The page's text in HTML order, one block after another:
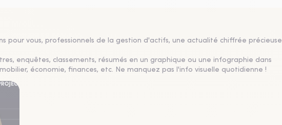
pour vous, professionnels de la gestion d'actifs, une actualité chiffrée précieuse
enquêtes, classements, résumés en un graphique ou une infographie dans
économie, finances, etc. Ne manquez pas l'info visuelle quotidienne !